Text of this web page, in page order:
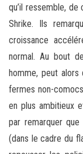
qu’il ressemble, de
Shrike. Ils
croissance
normal. Au bout
homme, peut
fermes non-
en plus ambitieux
par remarquer
(dans le cadre du